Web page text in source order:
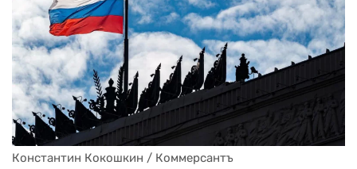
Константин Кокошкин / Коммерсантъ